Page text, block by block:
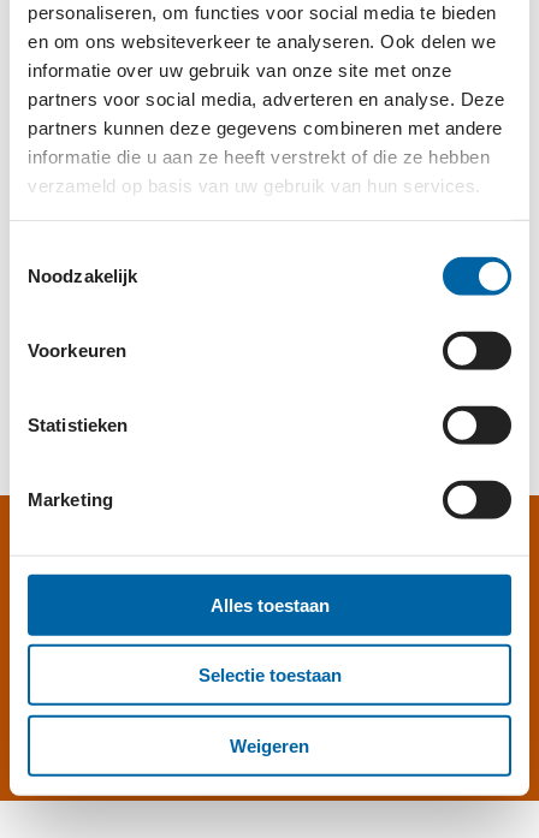
personaliseren, om functies voor social media te bieden
en om ons websiteverkeer te analyseren. Ook delen we
informatie over uw gebruik van onze site met onze
partners voor social media, adverteren en analyse. Deze
partners kunnen deze gegevens combineren met andere
informatie die u aan ze heeft verstrekt of die ze hebben
verzameld op basis van uw gebruik van hun services.
Noodzakelijk
Voorkeuren
Statistieken
Marketing
Alles toestaan
Selectie toestaan
Weigeren
intersekse is. Door opgelegde geheimhouding zijn
intersekse personen vaak onzichtbaar. NNID zet via
verschillende activiteiten in op zichtbaarheid,
kennisverspreiding en beleidsintegratie van
intersekse in het maatschappelijk middenveld.
gezondheidszorg, filmvertoningen en exposities of
er samen voor dat intersekse specifieke situaties
GEVEN AAN STICHTING
HELP MEE